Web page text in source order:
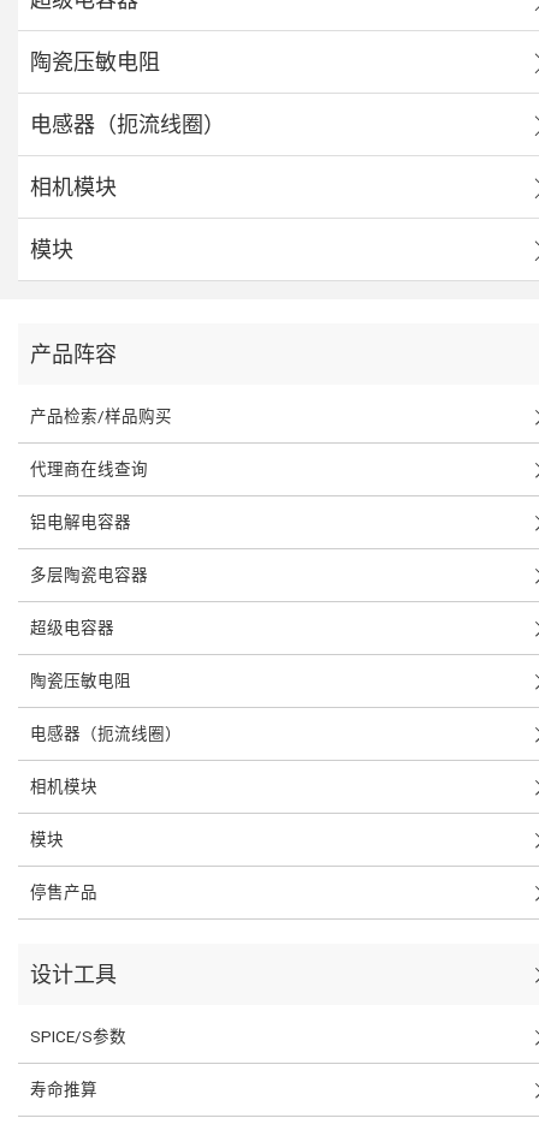
陶瓷压敏电阻
电感器（扼流线圈）
相机模块
模块
产品阵容
产品检索/样品购买
代理商在线查询
铝电解电容器
多层陶瓷电容器
超级电容器
陶瓷压敏电阻
电感器（扼流线圈）
相机模块
模块
停售产品
设计工具
SPICE/S参数
寿命推算